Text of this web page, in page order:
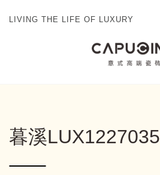
LIVING THE LIFE OF LUXURY
暮溪LUX1227035